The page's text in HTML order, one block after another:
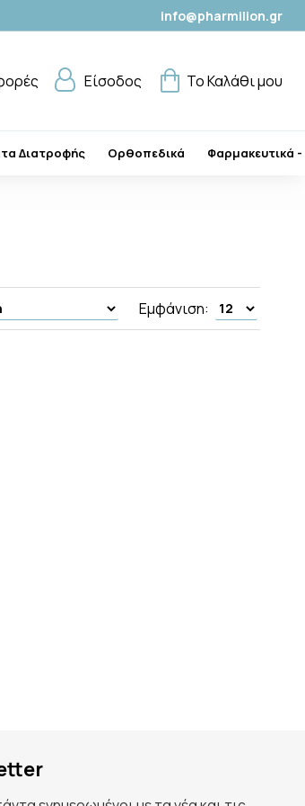
info@pharmilion.gr
Είσοδος Το Καλάθι μου
Διατροφής Ορθοπεδικά Φαρμακευτικά -
Εμφάνιση: